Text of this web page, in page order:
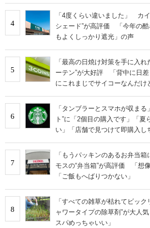
4
「4度くらい違いました」 カ
シェード”が高評価 「今年の酷
もよくしっかり遮光」の声
5
「最高の日焼け対策を手に入
ーテン”が大好評 「背中に日
にこれまじでサイコーなんだけ
6
「タンブラーとスマホが収ま
ト”に「2個目の購入です」「
い」「店舗で見つけて即購入し
7
「もうパッキンのあるお弁当
モスの“弁当箱”が高評価 「想
「ご飯もへばりつかない」
8
「すべての雑草が枯れてビッ
ャワータイプの除草剤”が大人
スパめっちゃいい」